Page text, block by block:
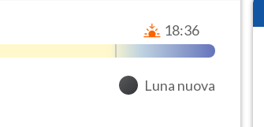
18:36
Luna nuova